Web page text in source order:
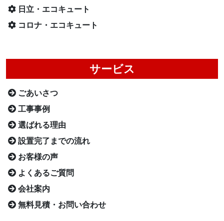
日立・エコキュート
コロナ・エコキュート
サービス
ごあいさつ
工事事例
選ばれる理由
設置完了までの流れ
お客様の声
よくあるご質問
会社案内
無料見積・お問い合わせ